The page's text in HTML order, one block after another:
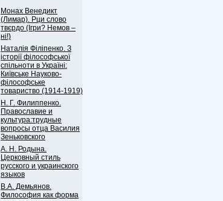
Монах Венедикт
(Лимар). Рци слово
твєрдо (Ігри? Немов –
ні!)
Наталія Філіпенко. З
історії філософської
спільноти в Україні:
Київське Науково-
філософське
товариство (1914-1919)
Н. Г. Филиппенко.
Православие и
культура:трудные
вопросы отца Василия
Зеньковского
А. Н. Родына.
Церковный стиль
русского и украинского
языков
В.А. Демьянов.
Философия как форма